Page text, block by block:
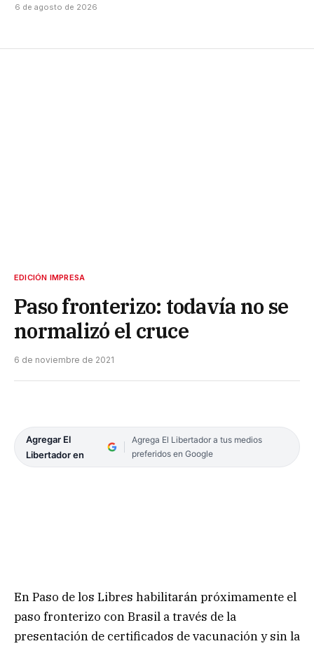
6 de agosto de 2026
EDICIÓN IMPRESA
Paso fronterizo: todavía no se
normalizó el cruce
6 de noviembre de 2021
Agregar El
Libertador en
Agrega El Libertador a tus medios
preferidos en Google
En Paso de los Libres habilitarán próximamente el
paso fronterizo con Brasil a través de la
presentación de certificados de vacunación y sin la